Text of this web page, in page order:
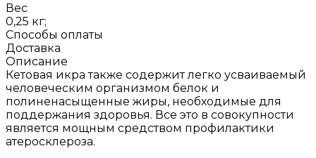
Вес
0,25 кг;
Способы оплаты
Доставка
Описание
Кетовая икра также содержит легко усваиваемый
человеческим организмом белок и
полиненасыщенные жиры, необходимые для
поддержания здоровья. Все это в совокупности
является мощным средством профилактики
атеросклероза.